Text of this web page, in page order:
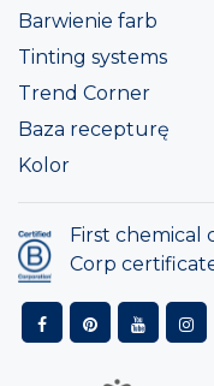
Barwienie farb
Tinting systems
Trend Corner
Baza recepturę
Kolor
First chemical
Corp